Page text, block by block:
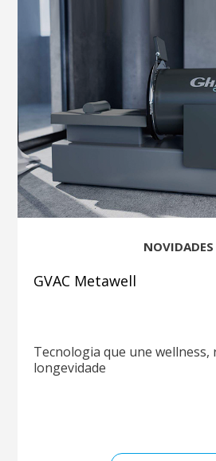
NOVIDADES
GVAC Metawell
Tecnologia que une wellness,
longevidade